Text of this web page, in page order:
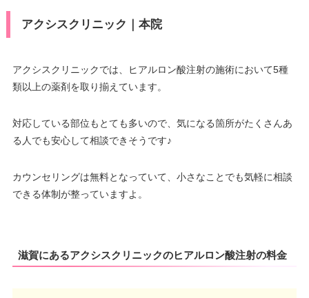
アクシスクリニック｜本院
アクシスクリニックでは、ヒアルロン酸注射の施術において5種
類以上の薬剤を取り揃えています。
対応している部位もとても多いので、気になる箇所がたくさんあ
る人でも安心して相談できそうです♪
カウンセリングは無料となっていて、小さなことでも気軽に相談
できる体制が整っていますよ。
滋賀にあるアクシスクリニックのヒアルロン酸注射の料金